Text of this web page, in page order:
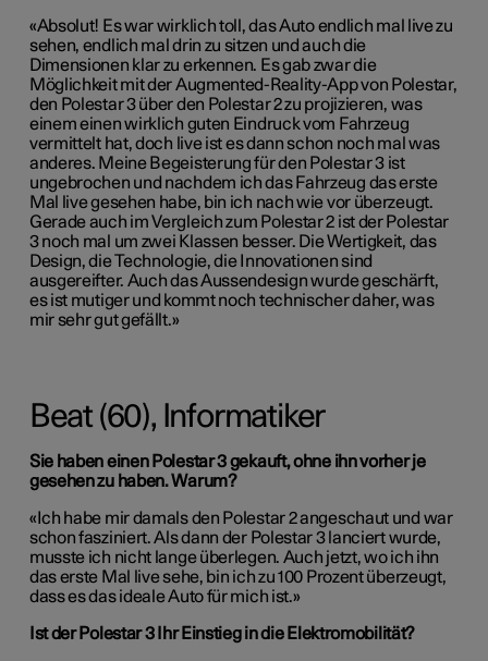
«Absolut! Es war wirklich toll, das Auto endlich mal live zu
sehen, endlich mal drin zu sitzen und auch die
Dimensionen klar zu erkennen. Es gab zwar die
Möglichkeit mit der Augmented-Reality-App von Polestar,
den Polestar 3 über den Polestar 2 zu projizieren, was
einem einen wirklich guten Eindruck vom Fahrzeug
vermittelt hat, doch live ist es dann schon noch mal was
anderes. Meine Begeisterung für den Polestar 3 ist
ungebrochen und nachdem ich das Fahrzeug das erste
Mal live gesehen habe, bin ich nach wie vor überzeugt.
Gerade auch im Vergleich zum Polestar 2 ist der Polestar
3 noch mal um zwei Klassen besser. Die Wertigkeit, das
Design, die Technologie, die Innovationen sind
ausgereifter. Auch das Aussendesign wurde geschärft,
es ist mutiger und kommt noch technischer daher, was
mir sehr gut gefällt.»
Beat (60), Informatiker
Sie haben einen Polestar 3 gekauft, ohne ihn vorher je
gesehen zu haben. Warum?
«Ich habe mir damals den Polestar 2 angeschaut und war
schon fasziniert. Als dann der Polestar 3 lanciert wurde,
musste ich nicht lange überlegen. Auch jetzt, wo ich ihn
das erste Mal live sehe, bin ich zu 100 Prozent überzeugt,
dass es das ideale Auto für mich ist.»
Ist der Polestar 3 Ihr Einstieg in die Elektromobilität?